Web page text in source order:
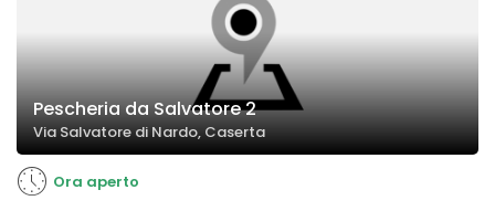
Pescheria da Salvatore 2
Via Salvatore di Nardo, Caserta
Ora aperto